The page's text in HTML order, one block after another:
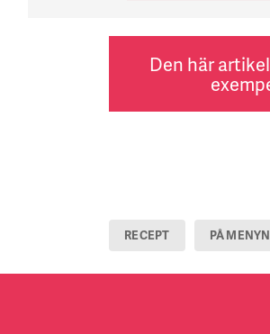
Den här
RECEPT PÅ MENYN